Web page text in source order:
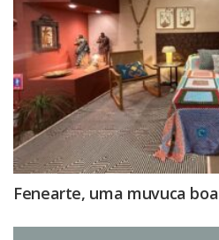
Fenearte, uma muvuca boa